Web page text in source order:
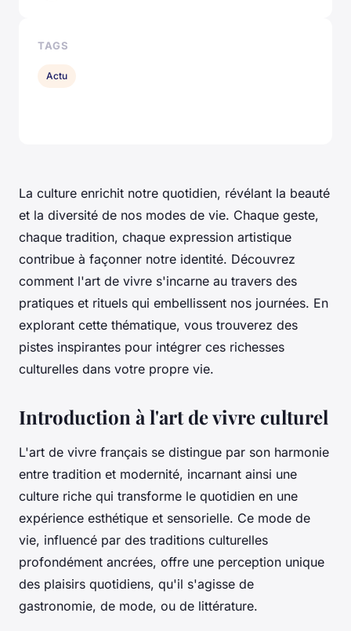
La culture enrichit notre quotidien, révélant la beauté
et la diversité de nos modes de vie. Chaque geste,
chaque tradition, chaque expression artistique
contribue à façonner notre identité. Découvrez
comment l'art de vivre s'incarne au travers des
pratiques et rituels qui embellissent nos journées. En
explorant cette thématique, vous trouverez des
pistes inspirantes pour intégrer ces richesses
culturelles dans votre propre vie.
Introduction à l'art de vivre culturel
L'art de vivre français se distingue par son harmonie
entre tradition et modernité, incarnant ainsi une
culture riche qui transforme le quotidien en une
expérience esthétique et sensorielle. Ce mode de
vie, influencé par des traditions culturelles
profondément ancrées, offre une perception unique
des plaisirs quotidiens, qu'il s'agisse de
gastronomie, de mode, ou de littérature.
TAGS
Actu